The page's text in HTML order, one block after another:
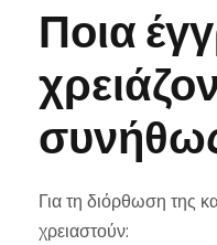
Ποια
Για τη διόρθωση της
χρειαστούν: